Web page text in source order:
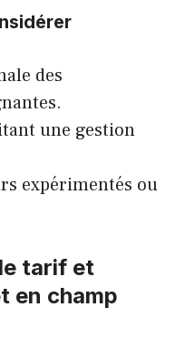
des
une gestion
expérimentés ou
tarif et
en champ